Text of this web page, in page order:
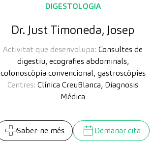
DIGESTOLOGIA
Dr. Just Timoneda, Josep
Activitat que desenvolupa: Consultes de
digestiu, ecografies abdominals,
colonoscòpia convencional, gastroscòpies
Centres: Clínica CreuBlanca, Diagnosis
Médica
Saber-ne més Demanar cita